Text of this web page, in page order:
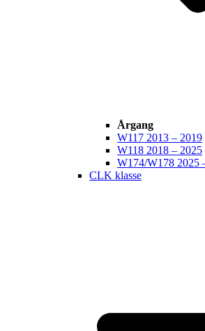
Årgang
W117 2013 – 2019
W118 2018 – 2025
W174/W178 2025
CLK klasse